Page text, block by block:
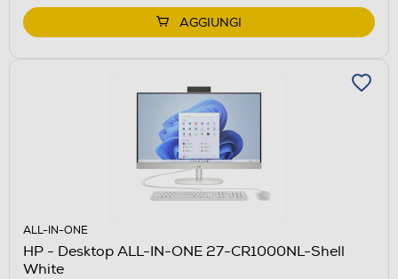
AGGIUNGI
ALL-IN-ONE
HP - Desktop ALL-IN-ONE 27-CR1000NL-Shell
White